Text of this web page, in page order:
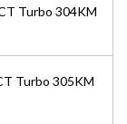
Turbo 304KM
Turbo 305KM